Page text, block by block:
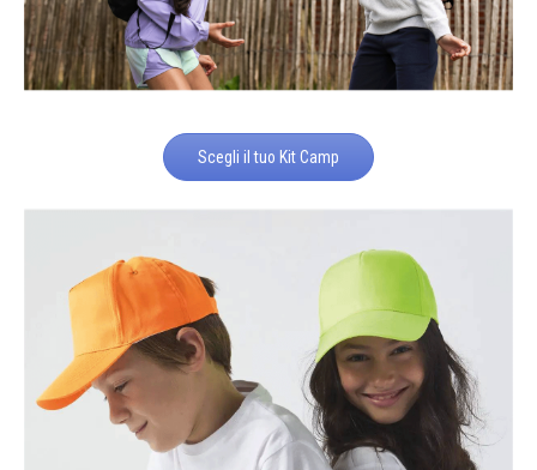
Scegli il tuo Kit Camp